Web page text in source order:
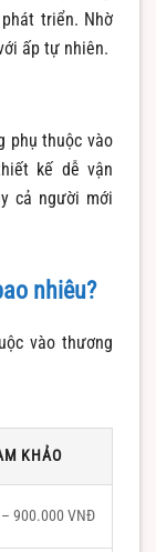
triển. Nhờ
ấp tự nhiên.
phụ thuộc vào
kế dễ vận
cả người mới
nhiêu?
vào thương
KHẢO
900.000 VNĐ